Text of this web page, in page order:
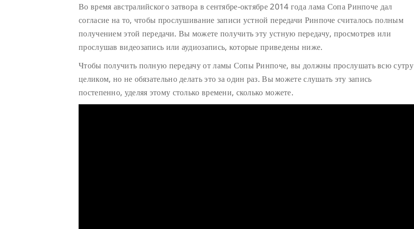
Во время австралийского затвора в сентябре-октябре 2014 года лама Сопа Ринпоче дал
согласие на то, чтобы прослушивание записи устной передачи Ринпоче считалось полным
получением этой передачи. Вы можете получить эту устную передачу, просмотрев или
прослушав видеозапись или аудиозапись, которые приведены ниже.
Чтобы получить полную передачу от ламы Сопы Ринпоче, вы должны прослушать всю сутру
целиком, но не обязательно делать это за один раз. Вы можете слушать эту запись
постепенно, уделяя этому столько времени, сколько можете.